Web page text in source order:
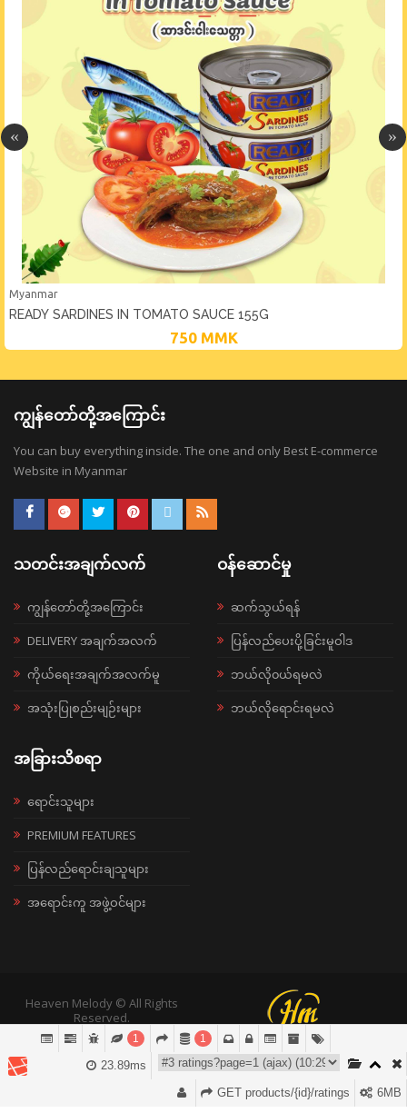
Myanmar
READY SARDINES IN TOMATO SAUCE 155G
750 MMK
ကျွန်တော်တို့အကြောင်း
You can buy everything inside. The one and only Best E-commerce
Website in Myanmar
သတင်းအချက်လက်
ကျွန်တော်တို့အကြောင်း
DELIVERY အချက်အလက်
ကိုယ်ရေးအချက်အလက်မူ
အသုံးပြုစည်းမျဉ်းများ
ဝန်ဆောင်မှု
ဆက်သွယ်ရန်
ပြန်လည်ပေးပို့ခြင်းမူဝါဒ
ဘယ်လို၀ယ်ရမလဲ
ဘယ်လိုရောင်းရမလဲ
အခြားသိစရာ
ရောင်းသူများ
PREMIUM FEATURES
ပြန်လည်ရောင်းချသူများ
အရောင်းကူ အဖွဲ့ဝင်များ
Heaven Melody © All Rights
Reserved.
1 1
23.89ms
6MB
GET products/{id}/ratings